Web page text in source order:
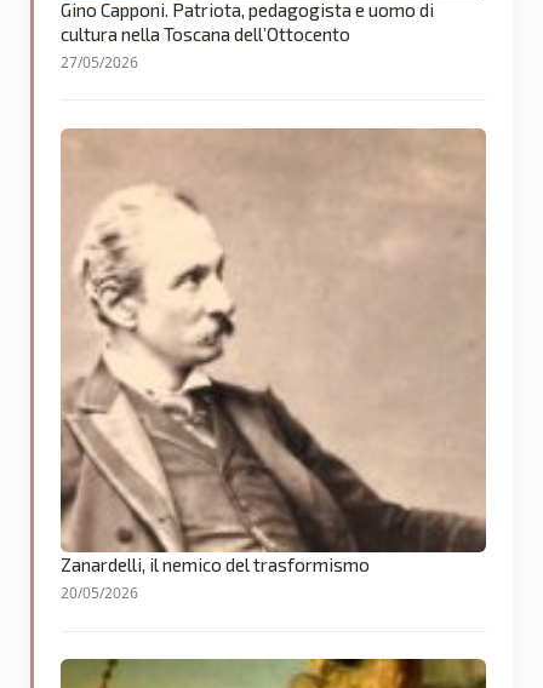
Gino Capponi. Patriota, pedagogista e uomo di
cultura nella Toscana dell’Ottocento
27/05/2026
Zanardelli, il nemico del trasformismo
20/05/2026